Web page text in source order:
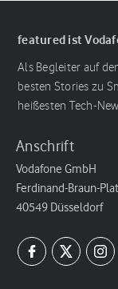
featured ist
Als Begleiter auf
besten Stories zu
heißesten Tech-
Anschrift
Vodafone GmbH
Ferdinand-Braun-
40549 Düsseldorf